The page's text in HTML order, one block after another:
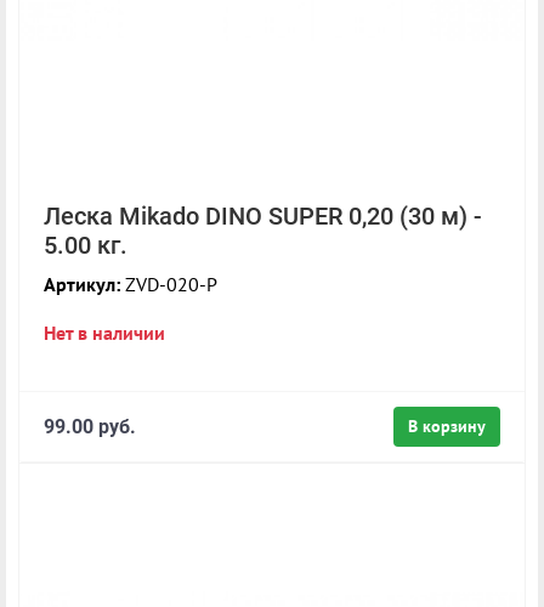
Леска Mikado DINO SUPER 0,20 (30 м) -
5.00 кг.
Артикул: ZVD-020-P
Нет в наличии
В корзину
99.00 руб.